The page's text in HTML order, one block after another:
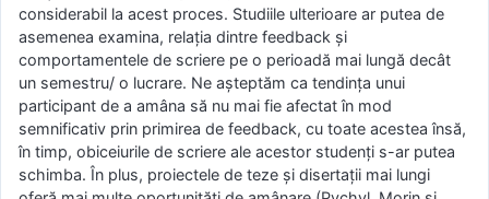
considerabil la acest proces. Studiile ulterioare ar putea de
asemenea examina, relația dintre feedback și
comportamentele de scriere pe o perioadă mai lungă decât
un semestru/ o lucrare. Ne așteptăm ca tendința unui
participant de a amâna să nu mai fie afectat în mod
semnificativ prin primirea de feedback, cu toate acestea însă,
în timp, obiceiurile de scriere ale acestor studenți s-ar putea
schimba. În plus, proiectele de teze și disertații mai lungi